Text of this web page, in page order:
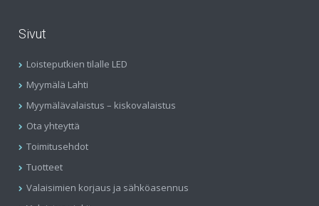
Sivut
Loisteputkien tilalle LED
Myymälä Lahti
Myymälävalaistus – kiskovalaistus
Ota yhteyttä
Toimitusehdot
Tuotteet
Valaisimien korjaus ja sähköasennus